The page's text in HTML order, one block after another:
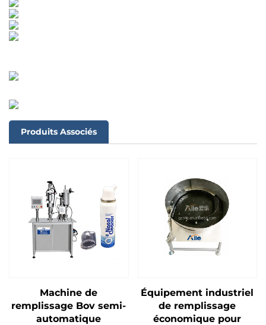
Produits Associés
Machine de
remplissage Bov semi-
automatique
Équipement industriel
de remplissage
économique pour